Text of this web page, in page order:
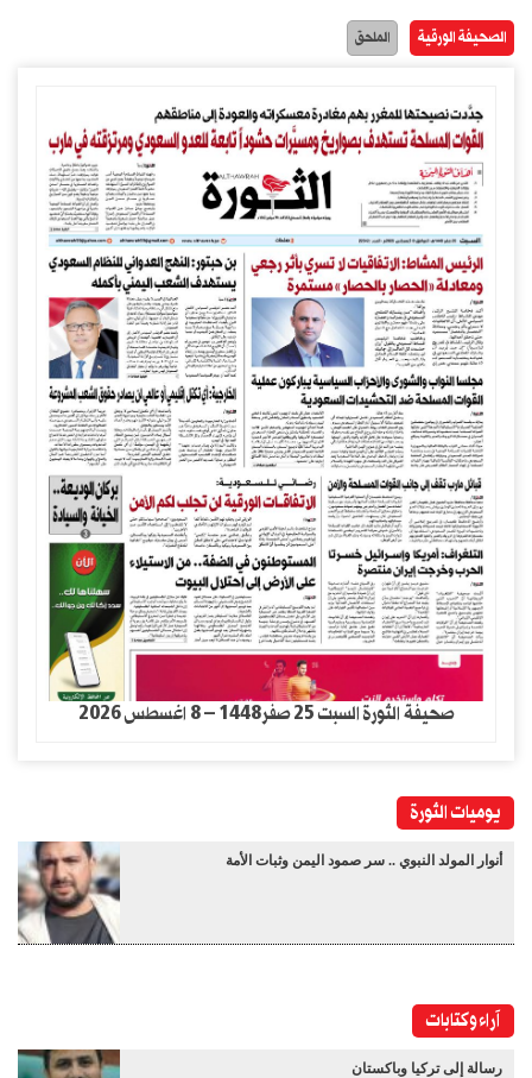
الصحيفة الورقية الملحق
صحيفة الثورة السبت 25 صفر1448 – 8 اغسطس 2026
يوميات الثورة
أنوار المولد النبوي .. سر صمود اليمن وثبات الأمة
آراء وكتابات
رسالة إلى تركيا وباكستان